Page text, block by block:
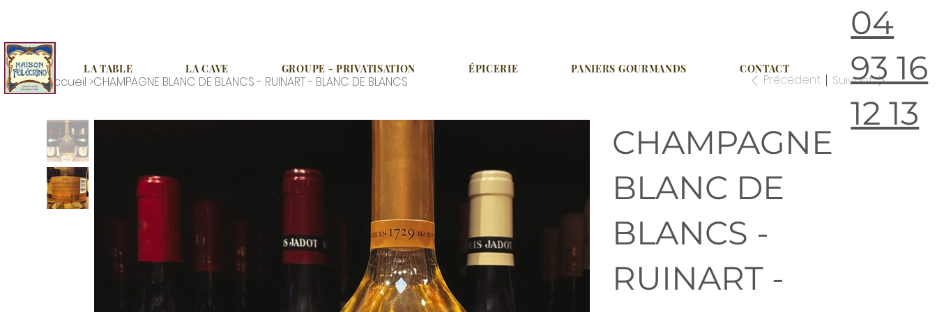
LA TABLE LA CAVE GROUPE - PRIVATISATION ÉPICERIE PANIERS GOURMANDS CONTACT
04
93 16
12 13
Accueil >CHAMPAGNE BLANC DE BLANCS - RUINART - BLANC DE BLANCS Précédent Suivant
CHAMPAGNE
BLANC DE
BLANCS -
RUINART -